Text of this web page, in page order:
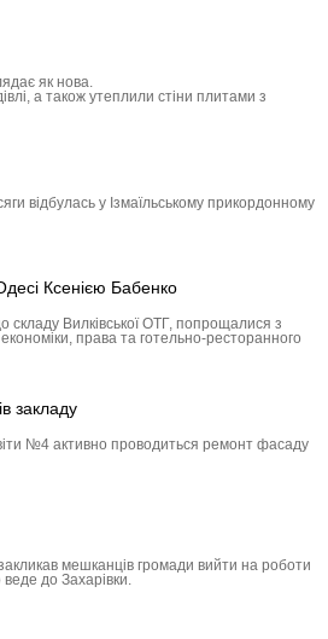
як нова.
а також утеплили стіни плитами з
відбулась у Ізмаїльському прикордонному
Ксенією Бабенко
складу Вилківської ОТГ, попрощалися з
права та готельно-ресторанного
закладу
№4 активно проводиться ремонт фасаду
мешканців громади вийти на роботи
до Захарівки.